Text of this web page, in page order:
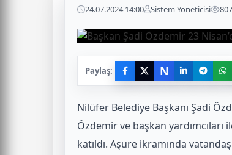
24.07.2024 14:00 Sistem Yöneticisi
Paylaş: N
Nilüfer Belediye Başkanı Şadi
Özdemir ve başkan
katıldı. Aşure ikramında